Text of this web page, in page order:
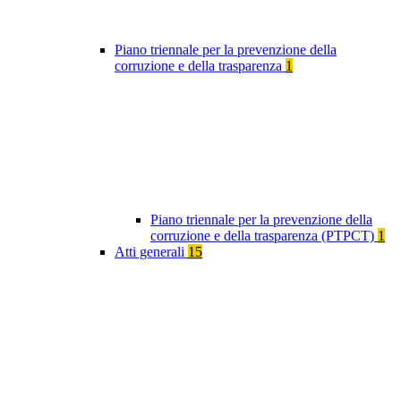
Piano triennale per la prevenzione della
corruzione e della trasparenza 1
Piano triennale per la prevenzione della
corruzione e della trasparenza (PTPCT) 1
Atti generali 15